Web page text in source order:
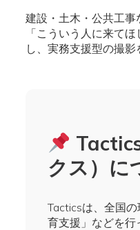
建設・土木・公共工
「こういう人に来て
し、実務支援型の撮影
クス）に
Tacticsは、全国
育支援」などを行